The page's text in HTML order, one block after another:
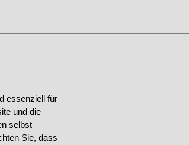
essenziell für
und die
selbst
Sie, dass